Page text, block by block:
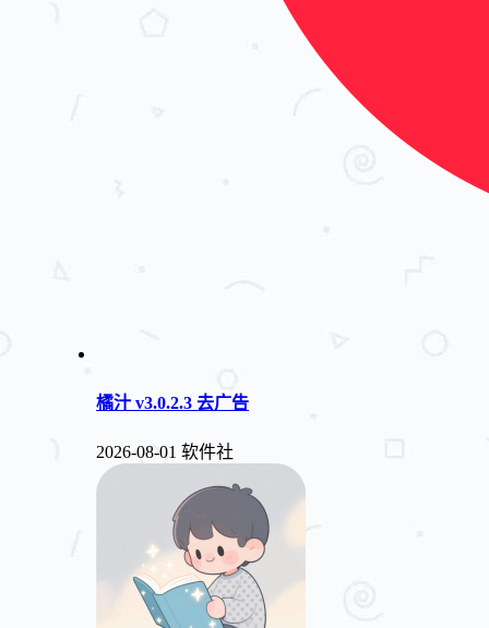
橘汁 v3.0.2.3 去广告
2026-08-01 软件社